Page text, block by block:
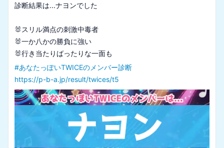
診断結果は...ナヨンでした
🐰スリル満点の刺激中毒者
🐰一か八かの勝負に強い
#あなたっぽいTWICEのメンバー診断
https://p-b-a.jp/result/twices/t5